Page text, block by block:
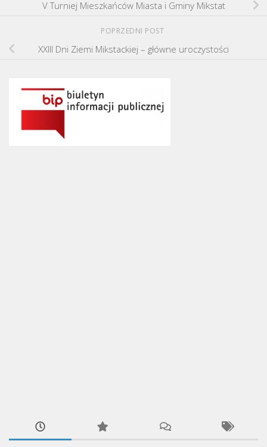
V Turniej Mieszkańców Miasta i Gminy Mikstat
POPRZEDNI POST
XXIII Dni Ziemi Mikstackiej – główne uroczystości